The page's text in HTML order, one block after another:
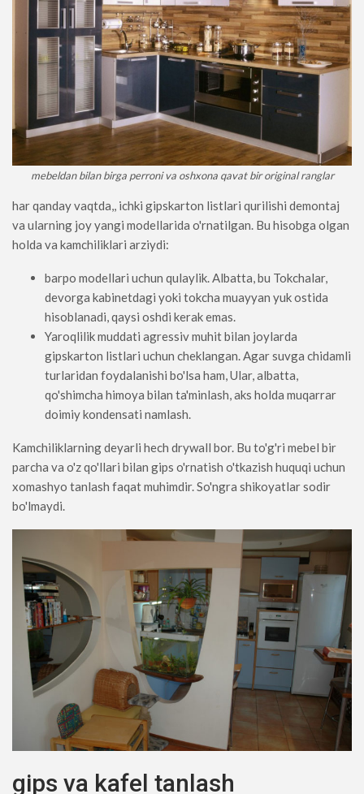
mebeldan bilan birga perroni va oshxona qavat bir original ranglar
har qanday vaqtda,, ichki gipskarton listlari qurilishi demontaj
va ularning joy yangi modellarida o'rnatilgan. Bu hisobga olgan
holda va kamchiliklari arziydi:
barpo modellari uchun qulaylik. Albatta, bu Tokchalar,
devorga kabinetdagi yoki tokcha muayyan yuk ostida
hisoblanadi, qaysi oshdi kerak emas.
Yaroqlilik muddati agressiv muhit bilan joylarda
gipskarton listlari uchun cheklangan. Agar suvga chidamli
turlaridan foydalanishi bo'lsa ham, Ular, albatta,
qo'shimcha himoya bilan ta'minlash, aks holda muqarrar
doimiy kondensati namlash.
Kamchiliklarning deyarli hech drywall bor. Bu to'g'ri mebel bir
parcha va o'z qo'llari bilan gips o'rnatish o'tkazish huquqi uchun
xomashyo tanlash faqat muhimdir. So'ngra shikoyatlar sodir
bo'lmaydi.
gips va kafel tanlash